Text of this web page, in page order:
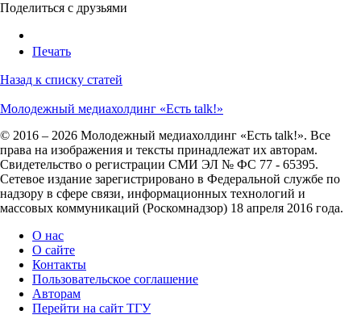
Поделиться с друзьями
Печать
Назад к списку статей
Молодежный медиахолдинг «Есть talk!»
© 2016 – 2026 Молодежный медиахолдинг «Есть talk!». Все
права на изображения и тексты принадлежат их авторам.
Свидетельство о регистрации СМИ ЭЛ № ФС 77 - 65395.
Сетевое издание зарегистрировано в Федеральной службе по
надзору в сфере связи, информационных технологий и
массовых коммуникаций (Роскомнадзор) 18 апреля 2016 года.
О нас
О сайте
Контакты
Пользовательское соглашение
Авторам
Перейти на сайт ТГУ